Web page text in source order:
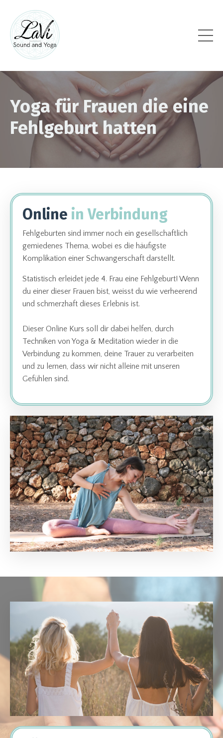
Yoga für Frauen die eine
Fehlgeburt hatten
Online in Verbindung
Fehlgeburten sind immer noch ein gesellschaftlich
gemiedenes Thema, wobei es die häufigste
Komplikation einer Schwangerschaft darstellt.
Statistisch erleidet jede 4. Frau eine Fehlgeburt! Wenn
du einer dieser Frauen bist, weisst du wie verheerend
und schmerzhaft dieses Erlebnis ist.
Dieser Online Kurs soll dir dabei helfen, durch
Techniken von Yoga & Meditation wieder in die
Verbindung zu kommen, deine Trauer zu verarbeiten
und zu lernen, dass wir nicht alleine mit unseren
Gefühlen sind.